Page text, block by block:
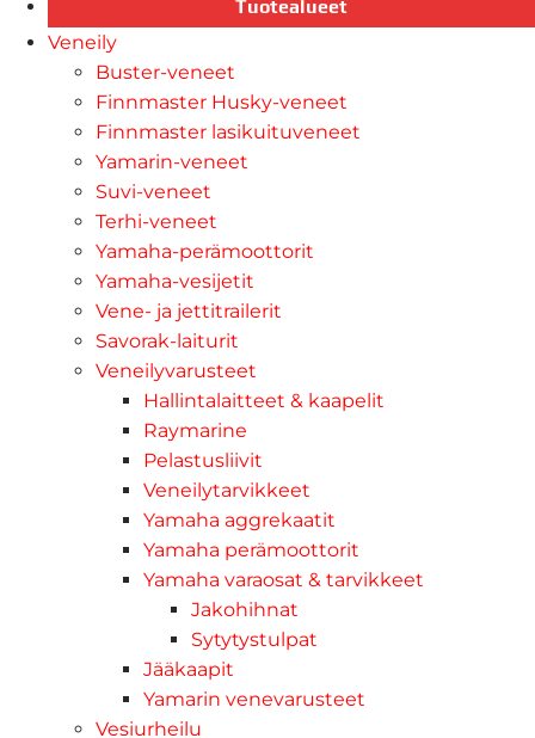
Tuotealueet
Veneily
Buster-veneet
Finnmaster Husky-veneet
Finnmaster lasikuituveneet
Yamarin-veneet
Suvi-veneet
Terhi-veneet
Yamaha-perämoottorit
Yamaha-vesijetit
Vene- ja jettitrailerit
Savorak-laiturit
Veneilyvarusteet
Hallintalaitteet & kaapelit
Raymarine
Pelastusliivit
Veneilytarvikkeet
Yamaha aggrekaatit
Yamaha perämoottorit
Yamaha varaosat & tarvikkeet
Jakohihnat
Sytytystulpat
Jääkaapit
Yamarin venevarusteet
Vesiurheilu